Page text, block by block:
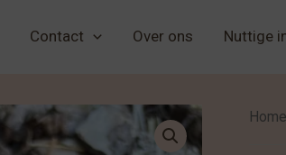
Contact Over ons Nuttige
Home